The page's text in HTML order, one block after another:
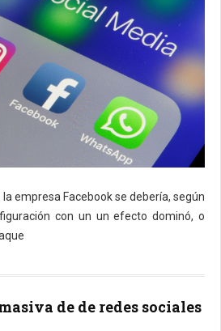
la empresa Facebook se debería, según
con un un efecto dominó, o
de de redes sociales